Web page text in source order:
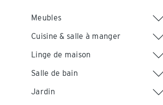
Meubles
Cuisine & salle à manger
Linge de maison
Salle de bain
Jardin